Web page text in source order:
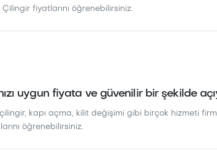
fiyatlarını öğrenebilirsiniz.
uygun fiyata ve güvenilir bir şekilde
kapı açma, kilit değişimi gibi birçok hizmeti
öğrenebilirsiniz.